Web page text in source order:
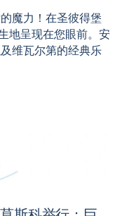
魔力！在圣彼得堡
地呈现在您眼前。安
维瓦尔第的经典乐